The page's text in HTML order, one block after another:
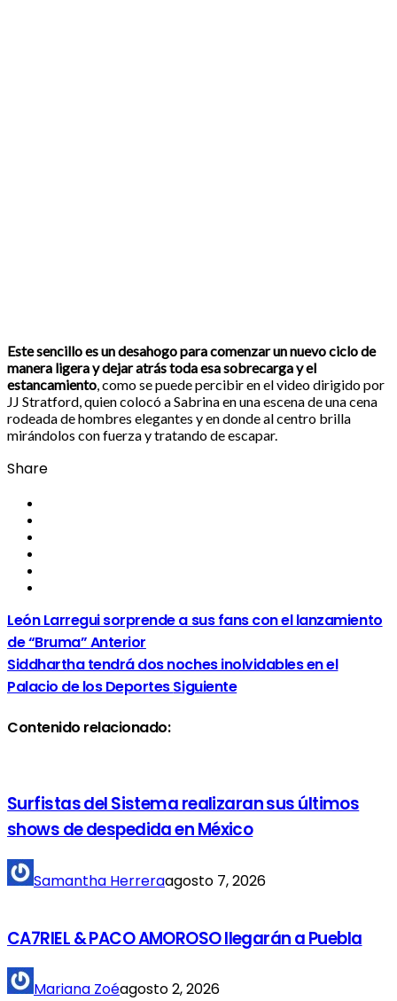
Este sencillo es un desahogo para comenzar un nuevo ciclo de
manera ligera y dejar atrás toda esa sobrecarga y el
estancamiento, como se puede percibir en el video dirigido por
JJ Stratford, quien colocó a Sabrina en una escena de una cena
rodeada de hombres elegantes y en donde al centro brilla
mirándolos con fuerza y tratando de escapar.
Share
León Larregui sorprende a sus fans con el lanzamiento
de “Bruma”Anterior
Siddhartha tendrá dos noches inolvidables en el
Palacio de los DeportesSiguiente
Contenido relacionado:
Surfistas del Sistema realizaran sus últimos
shows de despedida en México
Samantha Herreraagosto 7, 2026
CA7RIEL & PACO AMOROSO llegarán a Puebla
Mariana Zoéagosto 2, 2026